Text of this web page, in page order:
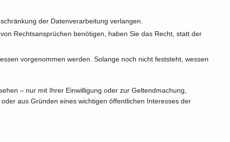
der Datenverarbeitung verlangen.
Rechtsansprüchen benötigen, haben Sie das Recht, statt der
vorgenommen werden. Solange noch nicht feststeht, wessen
– nur mit Ihrer Einwilligung oder zur Geltendmachung,
aus Gründen eines wichtigen öffentlichen Interesses der